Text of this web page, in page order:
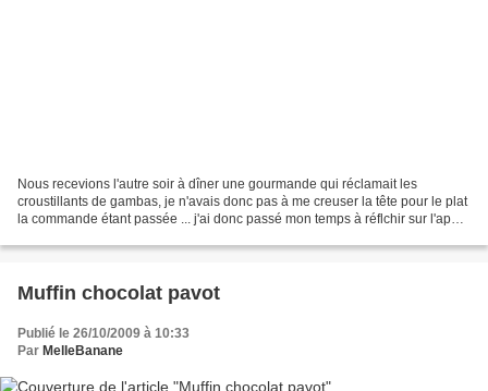
Nous recevions l'autre soir à dîner une gourmande qui réclamait les
croustillants de gambas, je n'avais donc pas à me creuser la tête pour le plat
la commande étant passée ... j'ai donc passé mon temps à réflchir sur l'apéro
Muffin chocolat pavot
Publié le 26/10/2009 à 10:33
Par MelleBanane